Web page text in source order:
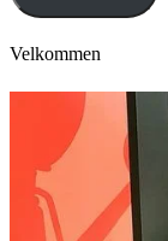
Velkommen